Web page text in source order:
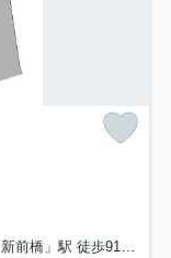
前橋」駅 徒歩91分